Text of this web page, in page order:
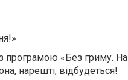
програмою «Без гриму.
нарешті, відбудеться!